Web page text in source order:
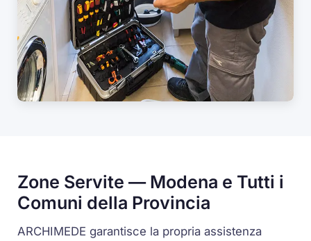
Zone Servite — Modena e Tutti i
Comuni della Provincia
ARCHIMEDE garantisce la propria assistenza